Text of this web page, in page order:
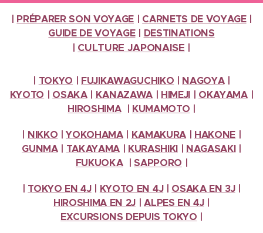
PRÉPARER SON VOYAGE CARNETS DE VOYAGE|
GUIDE DE VOYAGE| DESTINATIONS
CULTURE JAPONAISE |
TOKYO FUJIKAWAGUCHIKO NAGOYA|
KYOTO
OSAKA| KANAZAWA HIMEJI OKAYAMA|
HIROSHIMA| KUMAMOTO
NIKKO |YOKOHAMA| KAMAKURA HAKONE
GUNMA| TAKAYAMA| KURASHIKI NAGASAKI|
FUKUOKA|SAPPORO
TOKYO EN 4J KYOTO EN 4J OSAKA EN 3J
HIROSHIMA EN 2J
|ALPES EN 4J
EXCURSIONS DEPUIS TOKYO